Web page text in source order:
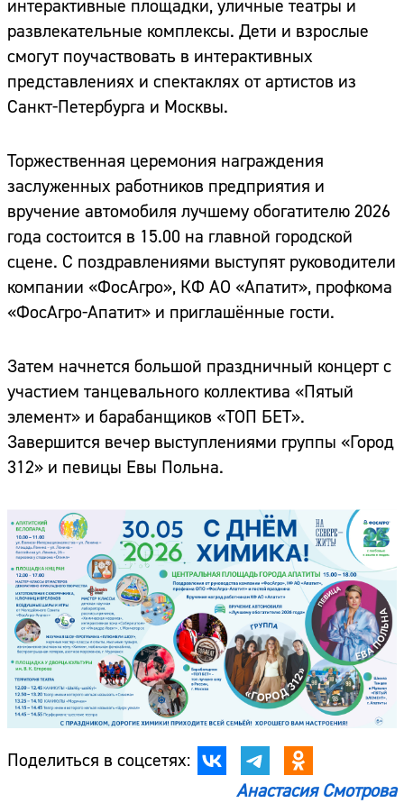
интерактивные площадки, уличные театры и
развлекательные комплексы. Дети и взрослые
смогут поучаствовать в интерактивных
представлениях и спектаклях от артистов из
Санкт-Петербурга и Москвы.
Торжественная церемония награждения
заслуженных работников предприятия и
вручение автомобиля лучшему обогатителю 2026
года состоится в 15.00 на главной городской
сцене. С поздравлениями выступят руководители
компании «ФосАгро», КФ АО «Апатит», профкома
«ФосАгро-Апатит» и приглашённые гости.
Затем начнется большой праздничный концерт с
участием танцевального коллектива «Пятый
элемент» и барабанщиков «ТОП БЕТ».
Завершится вечер выступлениями группы «Город
312» и певицы Евы Польна.
Поделиться в соцсетях:
Анастасия Смотрова